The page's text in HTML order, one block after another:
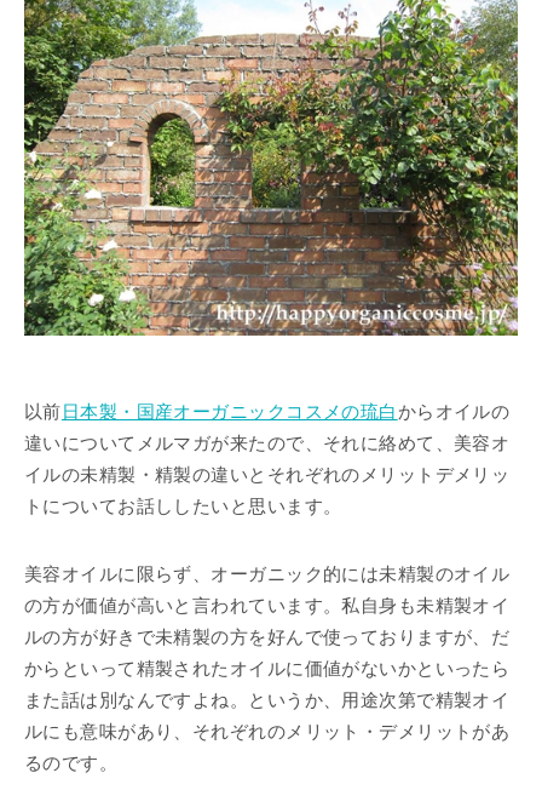
以前 日本製・国産オーガニックコスメの琉白からオイルの
違いについてメルマガが来たので、それに絡めて、美容オ
イルの未精製・精製の違いとそれぞれのメリットデメリッ
トについてお話ししたいと思います。
美容オイルに限らず、オーガニック的には未精製のオイル
の方が価値が高いと言われています。私自身も未精製オイ
ルの方が好きで未精製の方を好んで使っておりますが、だ
からといって精製されたオイルに価値がないかといったら
また話は別なんですよね。というか、用途次第で精製オイ
ルにも意味があり、それぞれのメリット・デメリットがあ
るのです。